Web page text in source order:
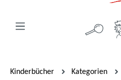
Kinderbücher Kategorien